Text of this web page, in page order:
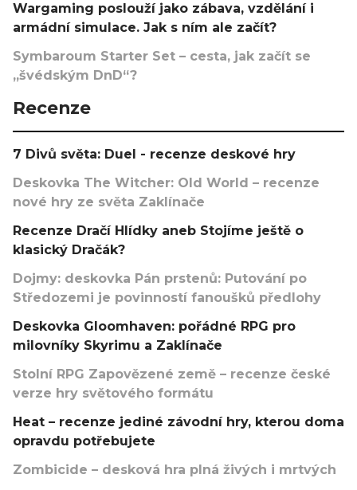
Wargaming poslouží jako zábava, vzdělání i
armádní simulace. Jak s ním ale začít?
Symbaroum Starter Set – cesta, jak začít se
„švédským DnD“?
Recenze
7 Divů světa: Duel - recenze deskové hry
Deskovka The Witcher: Old World – recenze
nové hry ze světa Zaklínače
Recenze Dračí Hlídky aneb Stojíme ještě o
klasický Dračák?
Dojmy: deskovka Pán prstenů: Putování po
Středozemi je povinností fanoušků předlohy
Deskovka Gloomhaven: pořádné RPG pro
milovníky Skyrimu a Zaklínače
Stolní RPG Zapovězené země – recenze české
verze hry světového formátu
Heat – recenze jediné závodní hry, kterou doma
opravdu potřebujete
Zombicide – desková hra plná živých i mrtvých